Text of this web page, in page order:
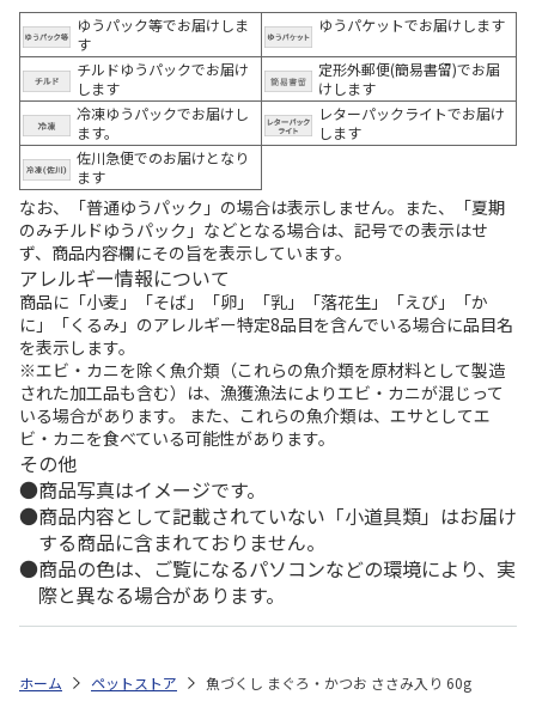
ゆうパック等でお届けしま
す
ゆうパケットでお届けします
チルドゆうパックでお届け
します
定形外郵便(簡易書留)でお届
けします
冷凍ゆうパックでお届けし
ます。
レターパックライトでお届け
します
佐川急便でのお届けとなり
ます
なお、「普通ゆうパック」の場合は表示しません。また、「夏期
のみチルドゆうパック」などとなる場合は、記号での表示はせ
ず、商品内容欄にその旨を表示しています。
アレルギー情報について
商品に「小麦」「そば」「卵」「乳」「落花生」「えび」「か
に」「くるみ」のアレルギー特定8品目を含んでいる場合に品目名
を表示します。
※エビ・カニを除く魚介類（これらの魚介類を原材料として製造
された加工品も含む）は、漁獲漁法によりエビ・カニが混じって
いる場合があります。 また、これらの魚介類は、エサとしてエ
ビ・カニを食べている可能性があります。
その他
商品写真はイメージです。
商品内容として記載されていない「小道具類」はお届け
する商品に含まれておりません。
商品の色は、ご覧になるパソコンなどの環境により、実
際と異なる場合があります。
ホーム ペットストア 魚づくし まぐろ・かつお ささみ入り 60g